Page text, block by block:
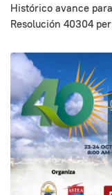
Histórico avance
Resolución 40304